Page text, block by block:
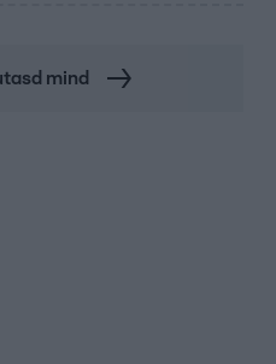
mind